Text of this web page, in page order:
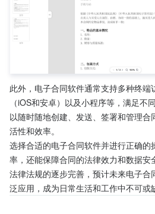
此外，电子合同软件通常支持多种终
（iOS和安卓）以及小程序等，满足不
以随时随地创建、发送、签署和管理合
活性和效率。
选择合适的电子合同软件并进行正确的
率，还能保障合同的法律效力和数据安
法律法规的逐步完善，预计未来电子
泛应用，成为日常生活和工作中不可或